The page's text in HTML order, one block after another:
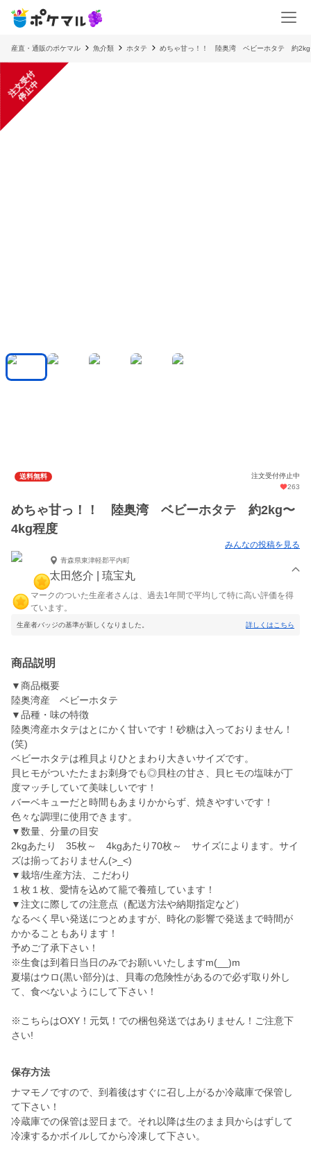
産直・通販のポケマル 魚介類 ホタテ めちゃ甘っ！！ 陸奥湾 ベビーホタテ 約
注
文
受
付
停
止
中
送料無料
注文受付停止中
263
めちゃ甘っ！！ 陸奥湾 ベビーホタテ 約2kg〜
4kg程度
みんなの投稿を見る
青森県東津軽郡平内町
太田悠介 | 琉宝丸
マークのついた生産者さんは、過去1年間で平均して特に高い評価を得
ています。
生産者バッジの基準が新しくなりました。 詳しくはこちら
商品説明
▼商品概要
陸奥湾産 ベビーホタテ
▼品種・味の特徴
陸奥湾産ホタテはとにかく甘いです！砂糖は入っておりません！
(笑)
ベビーホタテは稚貝よりひとまわり大きいサイズです。
貝ヒモがついたたまお刺身でも◎貝柱の甘さ、貝ヒモの塩味が丁
度マッチしていて美味しいです！
バーベキューだと時間もあまりかからず、焼きやすいです！
色々な調理に使用できます。
▼数量、分量の目安
2kgあたり 35枚～ 4kgあたり70枚～ サイズによります。サイ
ズは揃っておりません(>_<)
▼栽培/生産方法、こだわり
１枚１枚、愛情を込めて籠で養殖しています！
▼注文に際しての注意点（配送方法や納期指定など）
なるべく早い発送につとめますが、時化の影響で発送まで時間が
かかることもあります！
予めご了承下さい！
※生食は到着日当日のみでお願いいたしますm(__)m
夏場はウロ(黒い部分)は、貝毒の危険性があるので必ず取り外し
て、食べないようにして下さい！
※こちらはOXY！元気！での梱包発送ではありません！ご注意下
さい!
保存方法
ナマモノですので、到着後はすぐに召し上がるか冷蔵庫で保管し
て下さい！
冷蔵庫での保管は翌日まで。それ以降は生のまま貝からはずして
冷凍するかボイルしてから冷凍して下さい。